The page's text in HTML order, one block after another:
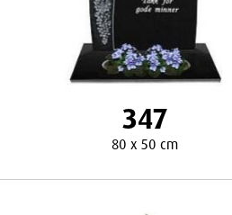
347
80 x 50 cm